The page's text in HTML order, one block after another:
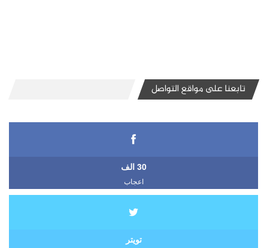
تابعنا على مواقع التواصل
30 الف
اعجاب
تويتر